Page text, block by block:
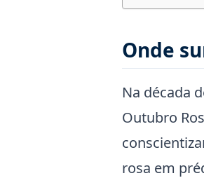
Onde
Na década
Outubro
rosa em